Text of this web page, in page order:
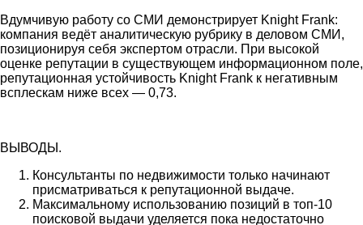
Вдумчивую работу со СМИ демонстрирует Knight Frank:
компания ведёт аналитическую рубрику в деловом СМИ,
позиционируя себя экспертом отрасли. При высокой
оценке репутации в существующем информационном поле,
репутационная устойчивость Knight Frank к негативным
всплескам ниже всех — 0,73.
ВЫВОДЫ.
Консультанты по недвижимости только начинают
присматриваться к репутационной выдаче.
Максимальному использованию позиций в топ-10
поисковой выдачи уделяется пока недостаточно